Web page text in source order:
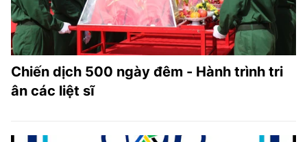
Chiến dịch 500 ngày đêm - Hành trình tri
ân các liệt sĩ